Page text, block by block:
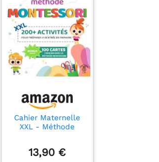
Cahier Maternelle
XXL - Méthode
préparer les
13,90 €